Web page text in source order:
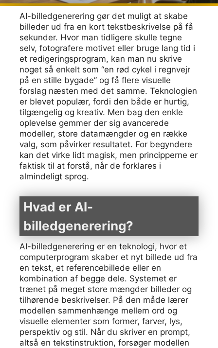
AI-billedgenerering gør det muligt at skabe
billeder ud fra en kort tekstbeskrivelse på få
sekunder. Hvor man tidligere skulle tegne
selv, fotografere motivet eller bruge lang tid i
et redigeringsprogram, kan man nu skrive
noget så enkelt som “en rød cykel i regnvejr
på en stille bygade” og få flere visuelle
forslag næsten med det samme. Teknologien
er blevet populær, fordi den både er hurtig,
tilgængelig og kreativ. Men bag den enkle
oplevelse gemmer der sig avancerede
modeller, store datamængder og en række
valg, som påvirker resultatet. For begyndere
kan det virke lidt magisk, men principperne er
faktisk til at forstå, når de forklares i
almindeligt sprog.
Hvad er AI-
billedgenerering?
AI-billedgenerering er en teknologi, hvor et
computerprogram skaber et nyt billede ud fra
en tekst, et referencebillede eller en
kombination af begge dele. Systemet er
trænet på meget store mængder billeder og
tilhørende beskrivelser. På den måde lærer
modellen sammenhænge mellem ord og
visuelle elementer som former, farver, lys,
perspektiv og stil. Når du skriver en prompt,
altså en tekstinstruktion, forsøger modellen